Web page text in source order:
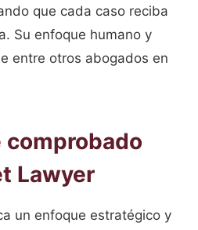
que cada caso reciba
Su enfoque humano y
entre otros abogados en
comprobado
Lawyer
un enfoque estratégico y